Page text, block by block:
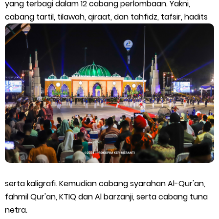
Empat ( 4 ) Orang Putra Terbaik Maju Bacalon Kades Baran
Melintang
Saturday, 8 August
yang terbagi dalam 12 cabang perlombaan. Yakni,
cabang tartil, tilawah, qiraat, dan tahfidz, tafsir, hadits
serta kaligrafi. Kemudian cabang syarahan Al-Qur'an,
fahmil Qur'an, KTIQ dan Al barzanji, serta cabang tuna
netra.